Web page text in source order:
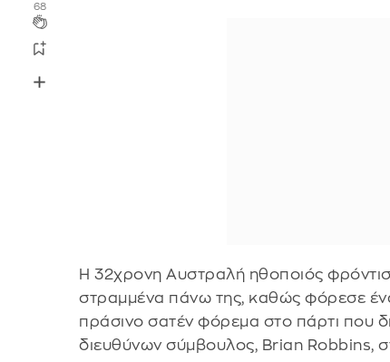
68
Η 32χρονη Αυστραλή ηθοποιός
στραμμένα πάνω της, καθώς φόρεσε
πράσινο σατέν φόρεμα στο πάρτι που
διευθύνων σύμβουλος, Brian Robbins,